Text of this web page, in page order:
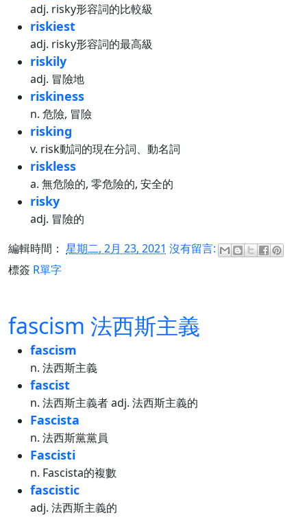
adj. risky形容詞的比較級
riskiest
adj. risky形容詞的最高級
riskily
adj. 冒險地
riskiness
n. 危險, 冒險
risking
v. risk動詞的現在分詞、動名詞
riskless
a. 無危險的, 零危險的, 安全的
risky
adj. 冒險的
編輯時間： 星期二, 2月 23, 2021 沒有留言:
標簽 R單字
fascism 法西斯主義
fascism
n. 法西斯主義
fascist
n. 法西斯主義者 adj. 法西斯主義的
Fascista
n. 法西斯黨黨員
Fascisti
n. Fascista的複數
fascistic
adj. 法西斯主義的